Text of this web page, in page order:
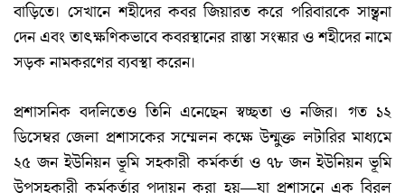
বাড়িতে। সেখানে শহীদের কবর জিয়ারত করে পরিবারকে সান্ত্বনা
দেন এবং তাৎক্ষণিকভাবে কবরস্থানের রাস্তা সংস্কার ও শহীদের নামে
সড়ক নামকরণের ব্যবস্থা করেন।
প্রশাসনিক বদলিতেও তিনি এনেছেন স্বচ্ছতা ও নজির। গত ১২
ডিসেম্বর জেলা প্রশাসকের সম্মেলন কক্ষে উন্মুক্ত লটারির মাধ্যমে
২৫ জন ইউনিয়ন ভূমি সহকারী কর্মকর্তা ও ৭৮ জন ইউনিয়ন ভূমি
উপসহকারী কর্মকর্তার পদায়ন করা হয়—যা প্রশাসনে এক বিরল